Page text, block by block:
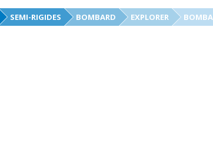
SEMI-RIGIDES BOMBARD EXPLORER